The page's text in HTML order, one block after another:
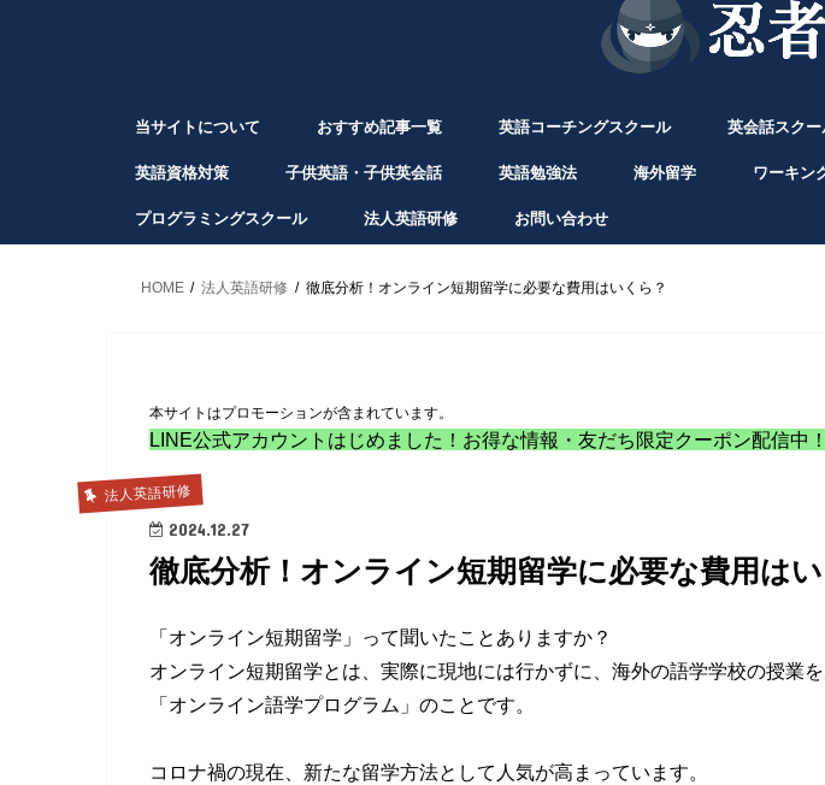
当サイトについて おすすめ記事一覧 英語コーチングスクール 英会話スクー
英語資格対策 子供英語・子供英会話 英語勉強法 海外留学 ワーキン
プログラミングスクール 法人英語研修 お問い合わせ
HOME 法人英語研修 徹底分析！オンライン短期留学に必要な費用はいくら？
本サイトはプロモーションが含まれています。
LINE公式アカウントはじめました！お得な情報・友だち限定クーポン配信中！
法人英語研修
2024.12.27
徹底分析！オンライン短期留学に必要な費用は
「オンライン短期留学」って聞いたことありますか？
オンライン短期留学とは、実際に現地には行かずに、海外の語学学校の授業
「オンライン語学プログラム」のことです。
コロナ禍の現在、新たな留学方法として人気が高まっています。